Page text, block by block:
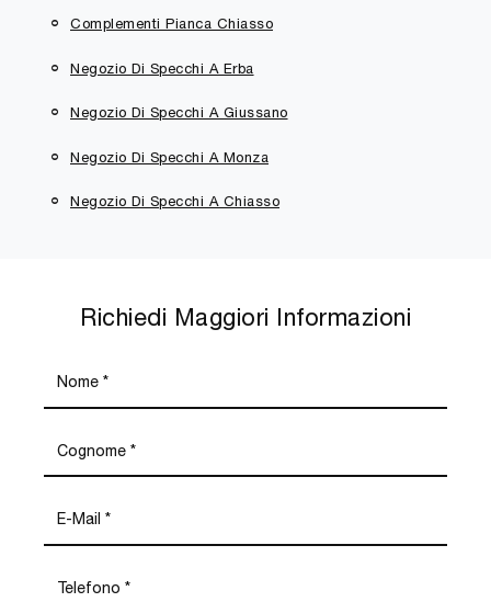
Complementi Pianca Chiasso
Negozio Di Specchi A Erba
Negozio Di Specchi A Giussano
Negozio Di Specchi A Monza
Negozio Di Specchi A Chiasso
Richiedi Maggiori Informazioni